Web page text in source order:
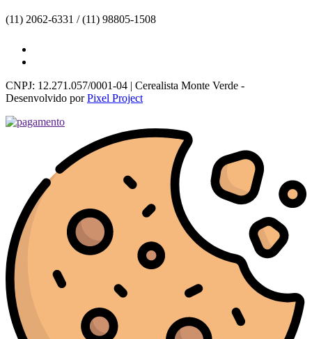
(11) 2062-6331 / (11) 98805-1508
CNPJ: 12.271.057/0001-04 | Cerealista Monte Verde -
Desenvolvido porPixel Project